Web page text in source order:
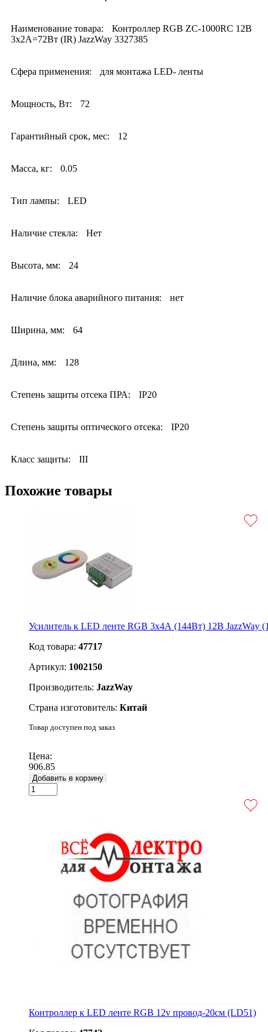
Наименование товара:
Контроллер RGB ZC-1000RC 12В
3х2А=72Вт (IR) JazzWay 3327385
Сфера применения: для монтажа LED- ленты
Мощность, Вт: 72
Гарантийный срок, мес: 12
Масса, кг: 0.05
Тип лампы: LED
Наличие стекла: Нет
Высота, мм: 24
Наличие блока аварийного питания: нет
Ширина, мм: 64
Длина, мм: 128
Степень защиты отсека ПРА: IP20
Степень защиты оптического отсека: IP20
Класс защиты: III
Похожие товары
Усилитель к LED ленте RGB 3х4А (144Вт) 12В JazzWay
Код товара: 47717
Артикул: 1002150
Производитель: JazzWay
Страна изготовитель: Китай
Товар доступен под заказ
Цена:
906.85
Добавить в корзину
Контроллер к LED ленте RGB 12v провод-20см (LD51)